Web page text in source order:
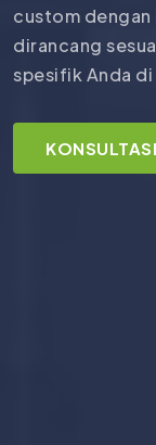
custom
dirancang
spesifik Anda